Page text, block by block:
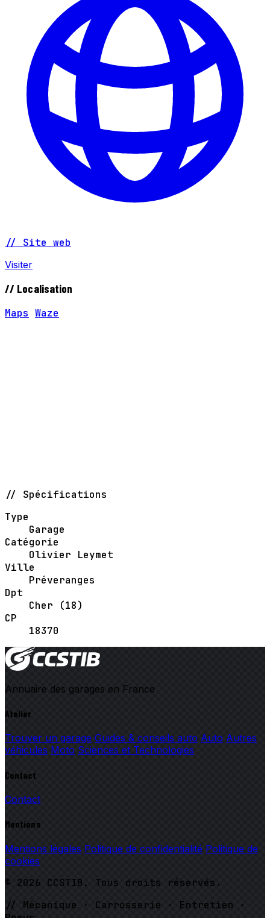
// Site web
Visiter
// Localisation
Maps Waze
// Spécifications
Type
Garage
Catégorie
Olivier Leymet
Ville
Préveranges
Dpt
Cher (18)
CP
18370
Annuaire des garages en France
Atelier
Trouver un garage Guides & conseils auto Auto Autres
véhicules Moto Sciences et Technologies
Contact
Contact
Mentions
Mentions légales Politique de confidentialité Politique de
cookies
© 2026 CCSTIB. Tous droits réservés.
// Mécanique · Carrosserie · Entretien ·